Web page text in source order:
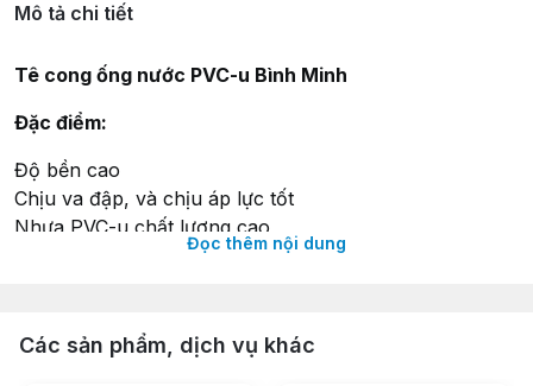
Mô tả chi tiết
Tê cong ống nước PVC-u Bình Minh
Đặc điểm:
Độ bền cao
Chịu va đập, và chịu áp lực tốt
Nhựa PVC-u chất lượng cao
Chất liệu: Nhựa PVC-u
Đọc thêm nội dung
Các sản phẩm, dịch vụ khác